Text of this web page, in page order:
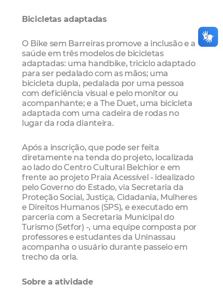
Bicicletas adaptadas
O Bike sem Barreiras promove a inclusão e a
saúde em três modelos de bicicletas
adaptadas: uma handbike, triciclo adaptado
para ser pedalado com as mãos; uma
bicicleta dupla, pedalada por uma pessoa
com deficiência visual e pelo monitor ou
acompanhante; e a The Duet, uma bicicleta
adaptada com uma cadeira de rodas no
lugar da roda dianteira.
Após a inscrição, que pode ser feita
diretamente na tenda do projeto, localizada
ao lado do Centro Cultural Belchior e em
frente ao projeto Praia Acessível - idealizado
pelo Governo do Estado, via Secretaria da
Proteção Social, Justiça, Cidadania, Mulheres
e Direitos Humanos (SPS), e executado em
parceria com a Secretaria Municipal do
Turismo (Setfor) -, uma equipe composta por
professores e estudantes da Uninassau
acompanha o usuário durante passeio em
trecho da orla.
Sobre a atividade